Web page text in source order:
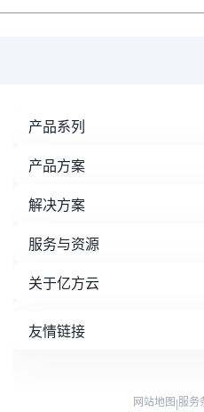
产品系列
产品方案
解决方案
服务与资源
关于亿方云
友情链接
网站地图|服务